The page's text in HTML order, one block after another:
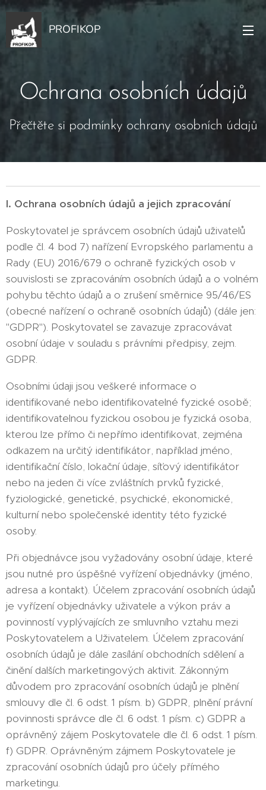
PROFIKOP
Ochrana osobních údajů
Přečtěte si podmínky ochrany osobních údajů
I. Ochrana osobních údajů a jejich zpracování
Poskytovatel je správcem osobních údajů uživatelů
podle čl. 4 bod 7) nařízení Evropského parlamentu a
Rady (EU) 2016/679 o ochraně fyzických osob v
souvislosti se zpracováním osobních údajů a o volném
pohybu těchto údajů a o zrušení směrnice 95/46/ES
(obecné nařízení o ochraně osobních údajů) (dále jen:
"GDPR"). Poskytovatel se zavazuje zpracovávat
osobní údaje v souladu s právními předpisy, zejm.
GDPR.
Osobními údaji jsou veškeré informace o
identifikované nebo identifikovatelné fyzické osobě;
identifikovatelnou fyzickou osobou je fyzická osoba,
kterou lze přímo či nepřímo identifikovat, zejména
odkazem na určitý identifikátor, například jméno,
identifikační číslo, lokační údaje, síťový identifikátor
nebo na jeden či více zvláštních prvků fyzické,
fyziologické, genetické, psychické, ekonomické,
kulturní nebo společenské identity této fyzické
osoby.
Při objednávce jsou vyžadovány osobní údaje, které
jsou nutné pro úspěšné vyřízení objednávky (jméno,
adresa a kontakt). Účelem zpracování osobních údajů
je vyřízení objednávky uživatele a výkon práv a
povinností vyplývajících ze smluvního vztahu mezi
Poskytovatelem a Uživatelem. Účelem zpracování
osobních údajů je dále zasílání obchodních sdělení a
činění dalších marketingových aktivit. Zákonným
důvodem pro zpracování osobních údajů je plnění
smlouvy dle čl. 6 odst. 1 písm. b) GDPR, plnění právní
povinnosti správce dle čl. 6 odst. 1 písm. c) GDPR a
oprávněný zájem Poskytovatele dle čl. 6 odst. 1 písm.
f) GDPR. Oprávněným zájmem Poskytovatele je
zpracování osobních údajů pro účely přímého
marketingu.